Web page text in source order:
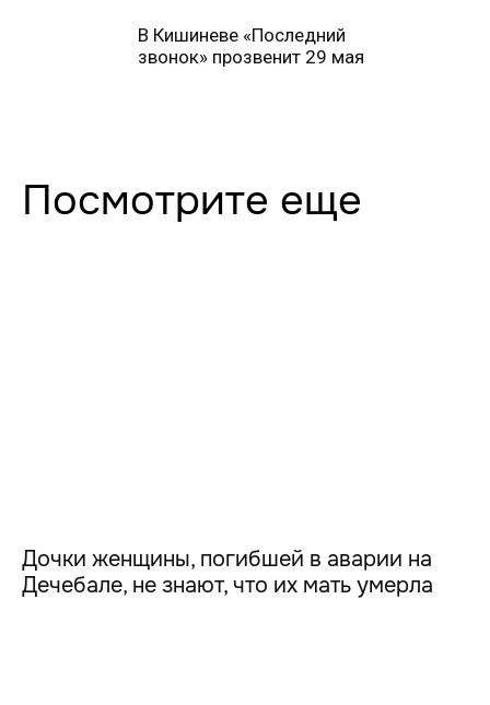
В Кишиневе «Последний
звонок» прозвенит 29 мая
Посмотрите еще
Дочки женщины, погибшей в аварии на
Дечебале, не знают, что их мать умерла